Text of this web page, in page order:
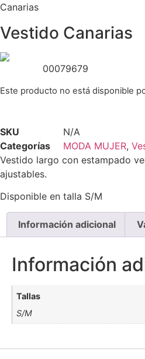
Canarias
Vestido Canarias
00079679
Este producto no está disponible
SKU
N/A
Categorías
MODA MUJER,
Vestido largo con estampado
ajustables.
Disponible en talla S/M
Información adicional
Información
Tallas
S/M